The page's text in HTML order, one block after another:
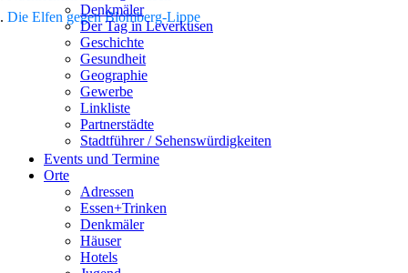
Denkmäler
Der Tag in Leverkusen
Geschichte
Gesundheit
Geographie
Gewerbe
Linkliste
Partnerstädte
Stadtführer / Sehenswürdigkeiten
Stadtplan
Sport
Who is who
Wohnen
Events und Termine
Orte
Adressen
Essen+Trinken
Denkmäler
Häuser
Hotels
Die Elfen gegen Blomberg-Lippe